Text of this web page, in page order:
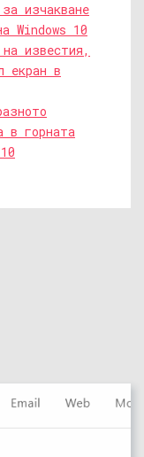
изчакване
Windows 10
известия,
екран в
в горната